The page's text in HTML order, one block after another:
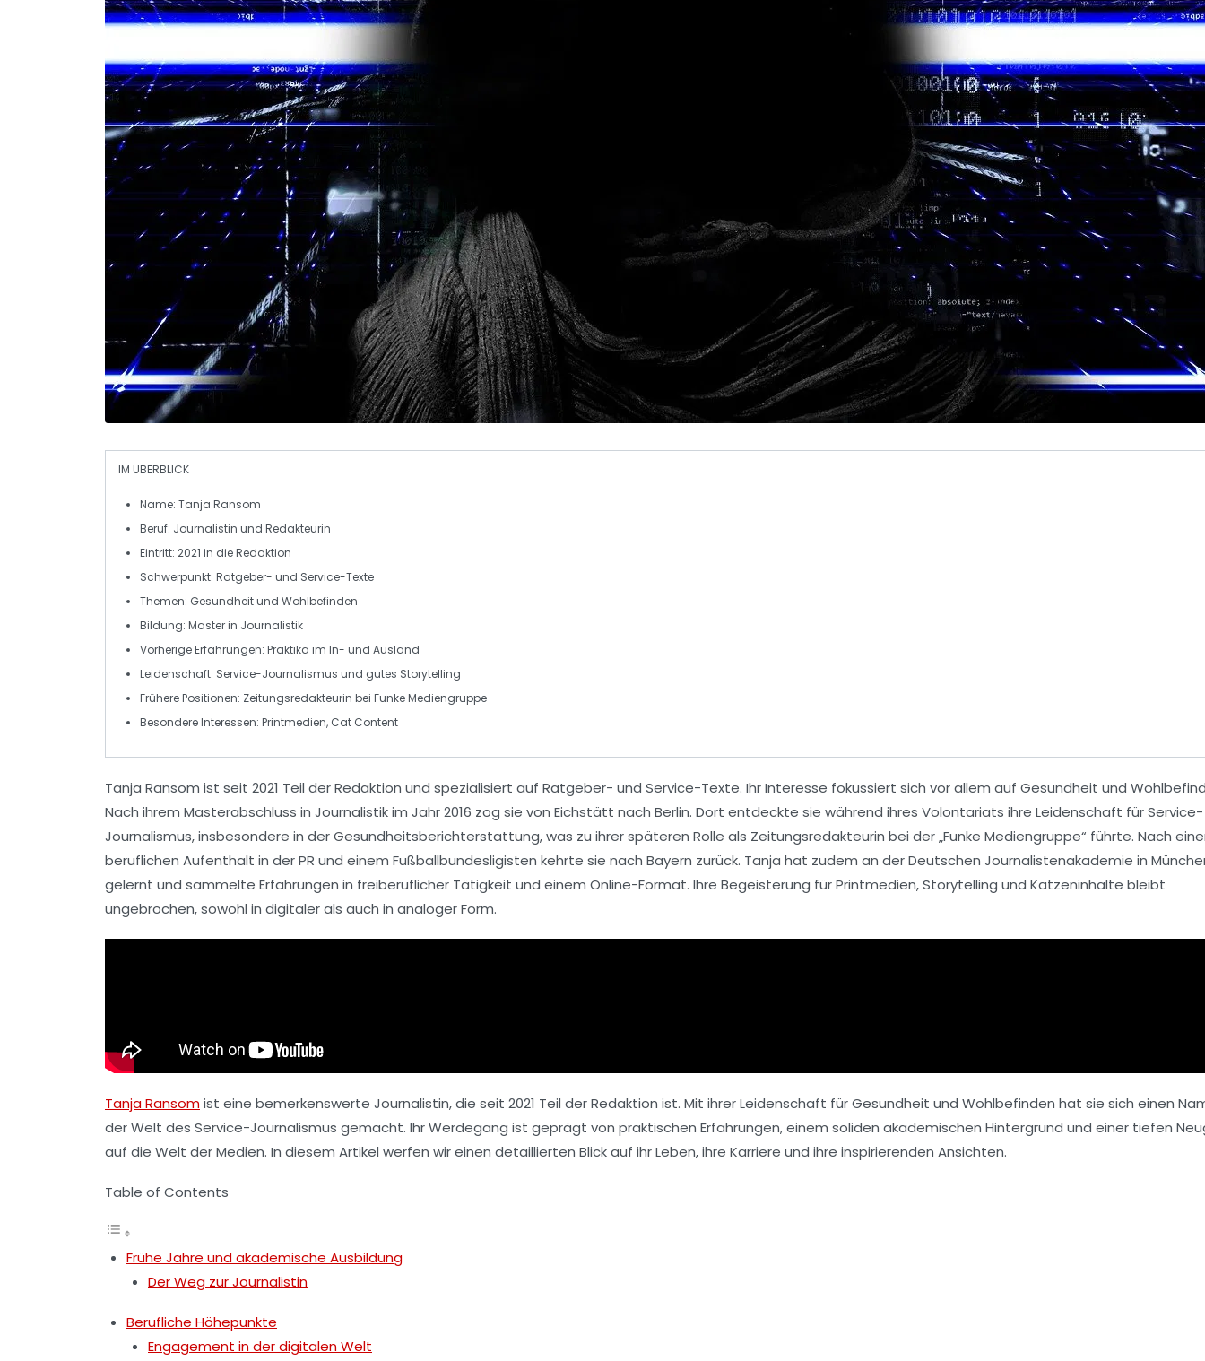
IM ÜBERBLICK
Name: Tanja Ransom
Beruf: Journalistin und Redakteurin
Eintritt: 2021 in die Redaktion
Schwerpunkt: Ratgeber- und Service-Texte
Themen: Gesundheit und Wohlbefinden
Bildung: Master in Journalistik
Vorherige Erfahrungen: Praktika im In- und Ausland
Leidenschaft: Service-Journalismus und gutes Storytelling
Frühere Positionen: Zeitungsredakteurin bei Funke Mediengruppe
Besondere Interessen: Printmedien, Cat Content
Tanja Ransom ist seit 2021 Teil der Redaktion und spezialisiert auf Ratgeber- und Service-Texte. Ihr Interesse fokussiert sich vor allem auf Gesundheit und
Nach ihrem Masterabschluss in Journalistikim Jahr 2016 zog sie von Eichstätt nach Berlin. Dort entdeckte sie während ihres Volontariats ihre Leidenschaft fürService-
Journalismus, insbesondere in der Gesundheitsberichterstattung, was zu ihrer späteren Rolle als Zeitungsredakteurin bei der „Funke Mediengruppe“ führte. Nach
beruflichen Aufenthalt in der PR und einem Fußballbundesligisten kehrte sie nach Bayern zurück. Tanja hat zudem an derDeutschen Journalistenakademie in
gelernt und sammelte Erfahrungen in freiberuflicher Tätigkeit und einem Online-Format. Ihre Begeisterung fürPrintmedien,Storytelling und Katzeninhalte bleibt
ungebrochen, sowohl in digitaler als auch in analoger Form.
Tanja Ransomist eine bemerkenswerte Journalistin, die seit 2021 Teil der Redaktion ist. Mit ihrer Leidenschaft fürGesundheit und Wohlbefinden hat sie sich einen
der Welt des Service-Journalismus gemacht. Ihr Werdegang ist geprägt von praktischen Erfahrungen, einem soliden akademischen Hintergrund und einer tiefen
auf die Welt der Medien. In diesem Artikel werfen wir einen detaillierten Blick auf ihr Leben, ihre Karriere und ihre inspirierenden Ansichten.
Table of Contents
Frühe Jahre und akademische Ausbildung
Der Weg zur Journalistin
Berufliche Höhepunkte
Engagement in der digitalen Welt